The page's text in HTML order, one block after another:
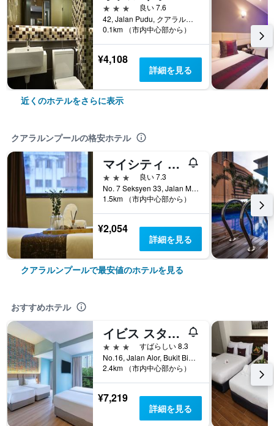
3つ星
良い 7.6
42, Jalan Pudu, クアラルンプール, マレーシア
0.1km （市内中心部から）
¥4,108
詳細を見る
近くのホテルをさらに表示
クアラルンプールの格安ホテル
マイシティ ホテル クアラ ルンプール
3つ星
良い 7.3
No. 7 Seksyen 33, Jalan Melayu, クアラルンプール, マレーシア
1.5km （市内中心部から）
¥2,054
詳細を見る
クアラルンプールで最安値のホテルを見る
おすすめホテル
イビス スタイルズ クアラルンプール ブキット ビンタン
3つ星
すばらしい 8.3
No.16, Jalan Alor, Bukit Bintang, クアラルンプール, マレーシア
2.4km （市内中心部から）
¥7,219
詳細を見る